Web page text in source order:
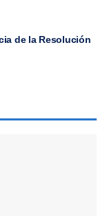
de la Resolución